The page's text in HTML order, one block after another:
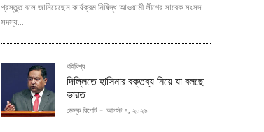
প্রস্তুত বলে জানিয়েছেন কার্যক্রম নিষিদ্ধ আওয়ামী লীগের সাবেক সংসদ
সদস্য...
বর্হিবিশ্ব
দিল্লিতে হাসিনার বক্তব্য নিয়ে যা বলছে
ভারত
ডেস্ক রিপোর্ট - আগস্ট ৭, ২০২৬